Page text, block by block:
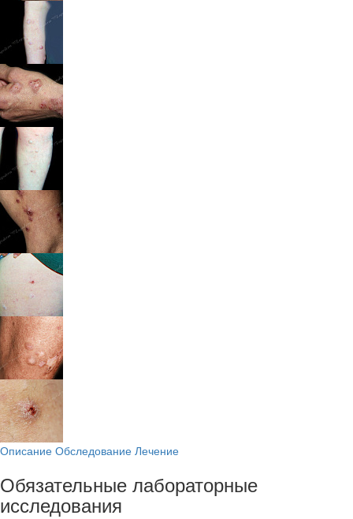
Описание Обследование Лечение
Обязательные лабораторные
исследования